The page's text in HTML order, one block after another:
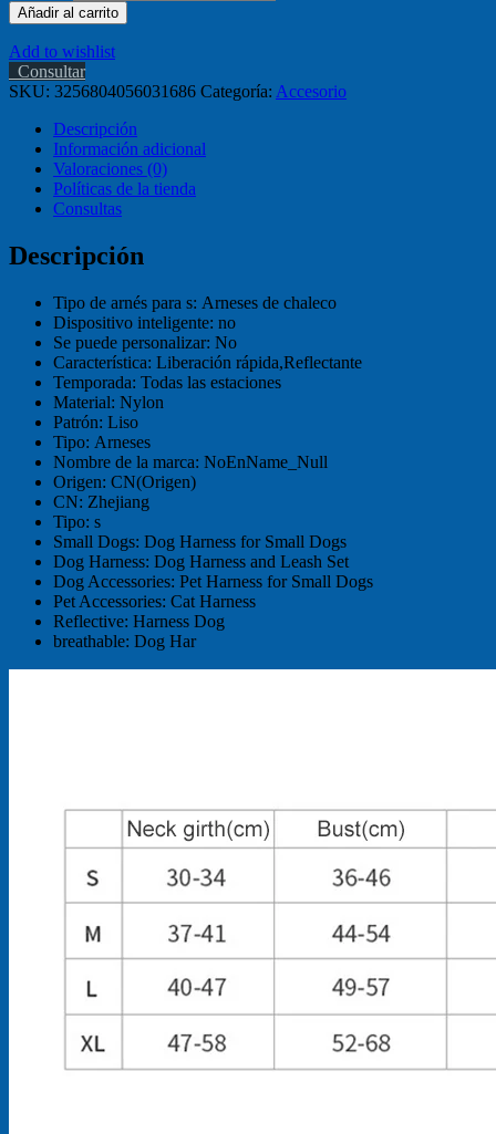
Añadir al carrito
Add to wishlist
Consultar
SKU: 3256804056031686 Categoría: Accesorio
Descripción
Información adicional
Valoraciones (0)
Políticas de la tienda
Consultas
Descripción
Tipo de arnés para s: Arneses de chaleco
Dispositivo inteligente: no
Se puede personalizar: No
Característica: Liberación rápida,Reflectante
Temporada: Todas las estaciones
Material: Nylon
Patrón: Liso
Tipo: Arneses
Nombre de la marca: NoEnName_Null
Origen: CN(Origen)
CN: Zhejiang
Tipo: s
Small Dogs: Dog Harness for Small Dogs
Dog Harness: Dog Harness and Leash Set
Dog Accessories: Pet Harness for Small Dogs
Pet Accessories: Cat Harness
Reflective: Harness Dog
breathable: Dog Har